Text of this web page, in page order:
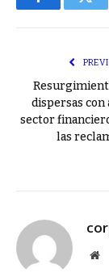
Facebook
dispersas con
sector
las